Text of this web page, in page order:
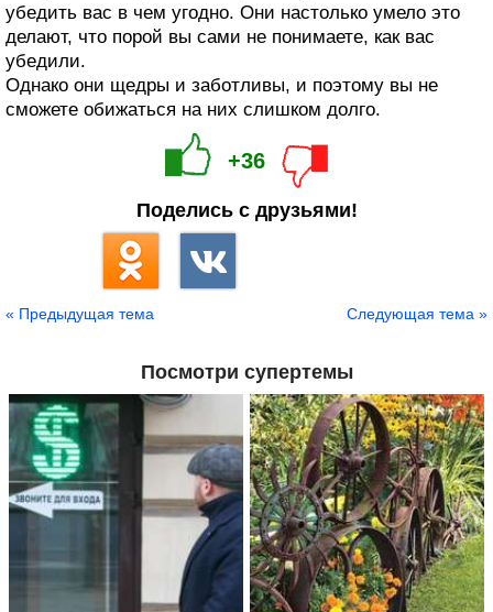
убедить вас в чем угодно. Они настолько умело это
делают, что порой вы сами не понимаете, как вас
убедили.
Однако они щедры и заботливы, и поэтому вы не
сможете обижаться на них слишком долго.
+36
Поделись с друзьями!
« Предыдущая тема Следующая тема »
Посмотри супертемы